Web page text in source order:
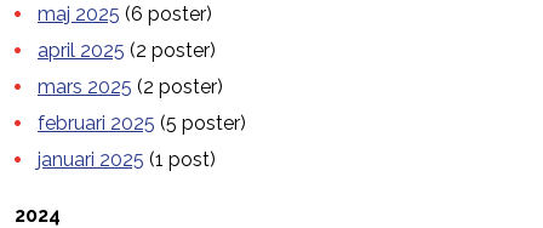
maj 2025 (6 poster)
april 2025 (2 poster)
mars 2025 (2 poster)
februari 2025 (5 poster)
januari 2025 (1 post)
2024